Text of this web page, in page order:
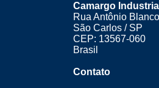
Camargo
Rua Antônio
São Carlos / SP
CEP: 13567-060
Brasil
Contato